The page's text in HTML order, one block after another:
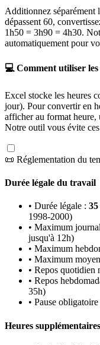
Additionnez séparément
dépassent 60,
1h50 = 3h90 = 4h30.
automatiquement pour
💻 Comment utiliser
Excel stocke les heures
jour). Pour convertir en
afficher au format
Notre outil vous évite
📜 Réglementation du
Durée légale du travail
• Durée légale : 35
1998-2000)
• Maximum
jusqu'à 12h)
• Maximum
• Maximum
• Repos quotidien
• Repos
35h)
• Pause obligatoire
Heures